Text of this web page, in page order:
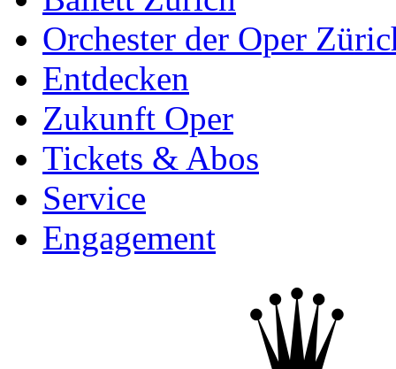
Orchester der Oper
Entdecken
Zukunft Oper
Tickets & Abos
Service
Engagement